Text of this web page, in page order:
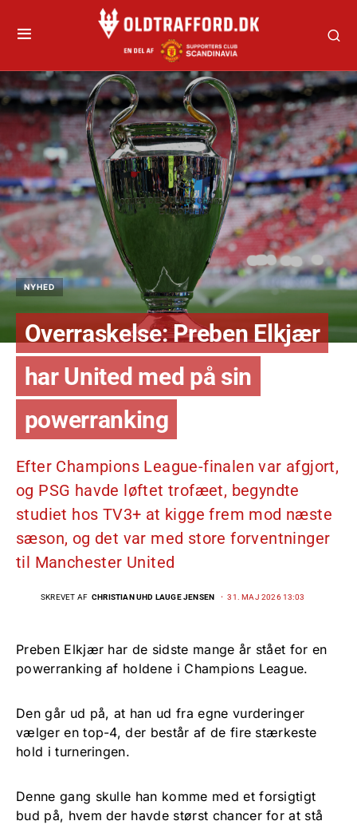
NYHED
Overraskelse: Preben Elkjær
har United med på sin
powerranking
Efter Champions League-finalen var afgjort,
og PSG havde løftet trofæet, begyndte
studiet hos TV3+ at kigge frem mod næste
sæson, og det var med store forventninger
til Manchester United
SKREVET AF CHRISTIAN UHD LAUGE JENSEN 31. MAJ 2026 13:03
Preben Elkjær har de sidste mange år stået for en
powerranking af holdene i Champions League.
Den går ud på, at han ud fra egne vurderinger
vælger en top-4, der består af de fire stærkeste
hold i turneringen.
Denne gang skulle han komme med et forsigtigt
bud på, hvem der havde størst chancer for at stå